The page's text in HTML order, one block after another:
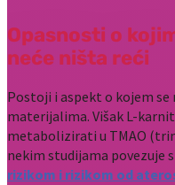
Opasnosti o
neće ništa reći
Postoji i aspekt o kojem
materijalima. Višak L-
metabolizirati u TMAO
nekim studijama povezuje
rizikom i rizikom od